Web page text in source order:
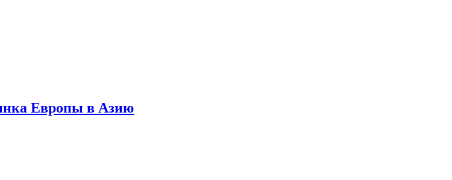
Европы в Азию